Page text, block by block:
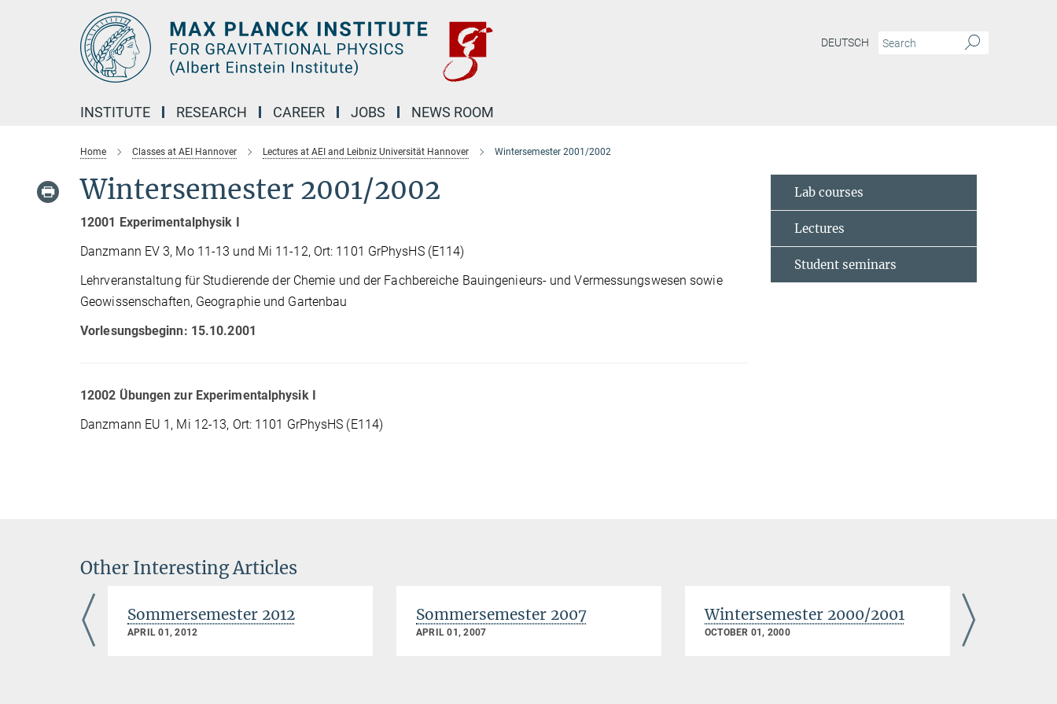
DEUTSCH
INSTITUTE RESEARCH CAREER JOBS NEWS ROOM
Home Classes at AEI Hannover Lectures at AEI and Leibniz Universität Hannover Wintersemester 2001/2002
Wintersemester 2001/2002
12001 Experimentalphysik I
Danzmann EV 3, Mo 11-13 und Mi 11-12, Ort: 1101 GrPhysHS (E114)
Lehrveranstaltung für Studierende der Chemie und der Fachbereiche Bauingenieurs- und Vermessungswesen sowie
Geowissenschaften, Geographie und Gartenbau
Vorlesungsbeginn: 15.10.2001
12002 Übungen zur Experimentalphysik I
Danzmann EU 1, Mi 12-13, Ort: 1101 GrPhysHS (E114)
Lab courses
Lectures
Student seminars
Other Interesting Articles
Sommersemester 2012
APRIL 01, 2012
Sommersemester 2007
APRIL 01, 2007
Wintersemester 2000/2001
OCTOBER 01, 2000